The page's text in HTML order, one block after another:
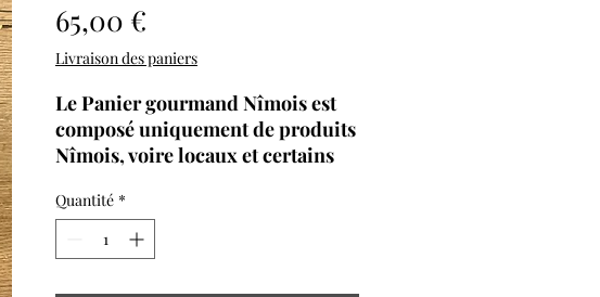
65,00 €
Livraison des paniers
Le Panier gourmand Nîmois est
composé uniquement de produits
Nîmois, voire locaux et certains
La Conciergerie Denim vous
propose de découvrir quelques
Quantité *